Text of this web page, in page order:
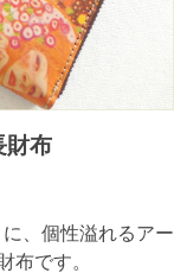
財布
、個性溢れるアー
布です。